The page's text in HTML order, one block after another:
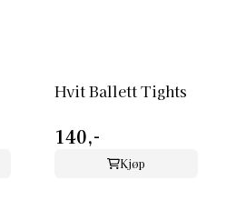
Hvit Ballett Tights
140,-
Kjøp